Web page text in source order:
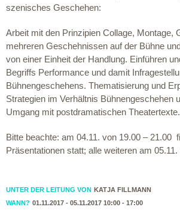
szenisches Geschehen:
Arbeit mit den Prinzipien Collage, Montage,
mehreren Geschehnissen auf der Bühne
von einer Einheit der Handlung. Einführen
Begriffs Performance und damit
Bühnengeschehens. Thematisierung und
Strategien im Verhältnis Bühnengeschehen
Umgang mit postdramatischen Theatertexte.
Bitte beachte: am 04.11. von 19.00 – 21.00
Präsentationen statt; alle weiteren am
UNTER DER LEITUNG VON KATJA FILLMANN
WANN? 01.11.2017 - 05.11.2017 10:00 - 17:00